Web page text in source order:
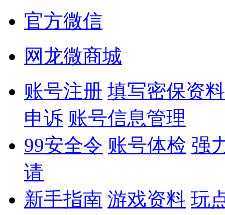
官方微信
网龙微商城
账号注册 填写密保资料
申诉 账号信息管理
99安全令 账号体检 强
请
新手指南 游戏资料 玩